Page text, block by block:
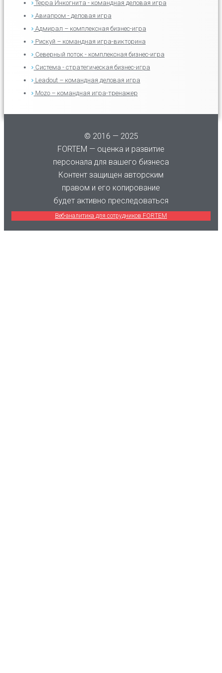
Терра Инкогнита - командная деловая игра
Авиапром - деловая игра
Адмирал – комплексная бизнес-игра
Рискуй – командная игра-викторина
Северный поток - комплексная бизнес-игра
Система - стратегическая бизнес-игра
Leadout – командная деловая игра
Mozo – командная игра-тренажер
© 2016 — 2025
FORTEM — оценка и развитие
персонала для вашего бизнеса
Контент защищен авторским
правом и его копирование
будет активно преследоваться
Веб-аналитика для сотрудников FORTEM